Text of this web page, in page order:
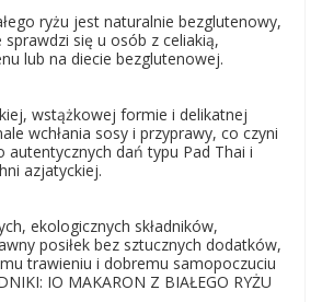
ryżu jest naturalnie bezglutenowy,
się u osób z celiakią,
lub na diecie bezglutenowej.
wstążkowej formie i delikatnej
wchłania sosy i przyprawy, co czyni
autentycznych dań typu Pad Thai i
azjatyckiej.
ekologicznych składników,
posiłek bez sztucznych dodatków,
trawieniu i dobremu samopoczuciu
IO MAKARON Z BIAŁEGO RYŻU